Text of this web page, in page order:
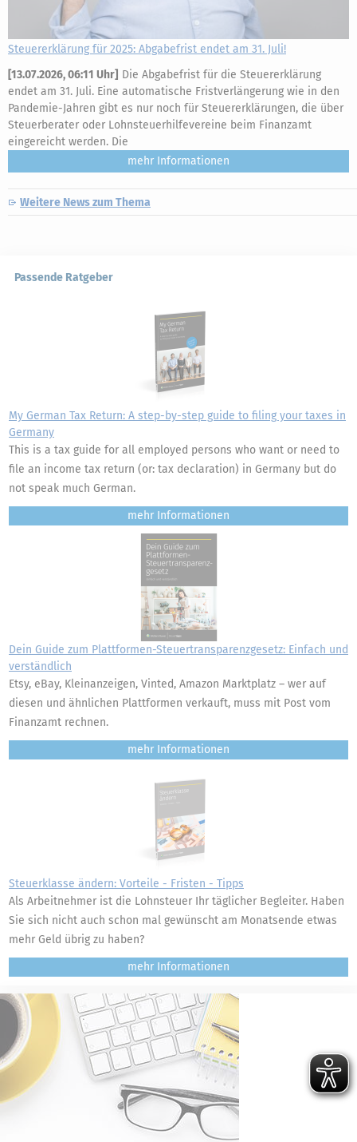
Steuererklärung für 2025: Abgabefrist endet am 31. Juli!
[13.07.2026, 06:11 Uhr] Die Abgabefrist für die Steuererklärung
endet am 31. Juli. Eine automatische Fristverlängerung wie in den
Pandemie-Jahren gibt es nur noch für Steuererklärungen, die über
Steuerberater oder Lohnsteuerhilfevereine beim Finanzamt
eingereicht werden. Die
mehr
Weitere News zum Thema
Passende Ratgeber
My German Tax Return: A step-by-step guide to filing your taxes in
Germany
This is a tax guide for all employed persons who want or need to
file an income tax return (or: tax declaration) in Germany but do
not speak much German.
mehr
Dein Guide zum Plattformen-Steuertransparenzgesetz: Einfach und
verständlich
Etsy, eBay, Kleinanzeigen, Vinted, Amazon Marktplatz – wer auf
diesen und ähnlichen Plattformen verkauft, muss mit Post vom
Finanzamt rechnen.
mehr
Steuerklasse ändern: Vorteile - Fristen - Tipps
Als Arbeitnehmer ist die Lohnsteuer Ihr täglicher Begleiter. Haben
Sie sich nicht auch schon mal gewünscht am Monatsende etwas
mehr Geld übrig zu haben?
mehr